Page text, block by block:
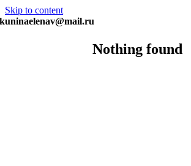
Skip to content
kuninaelenav@mail.ru
Nothing found